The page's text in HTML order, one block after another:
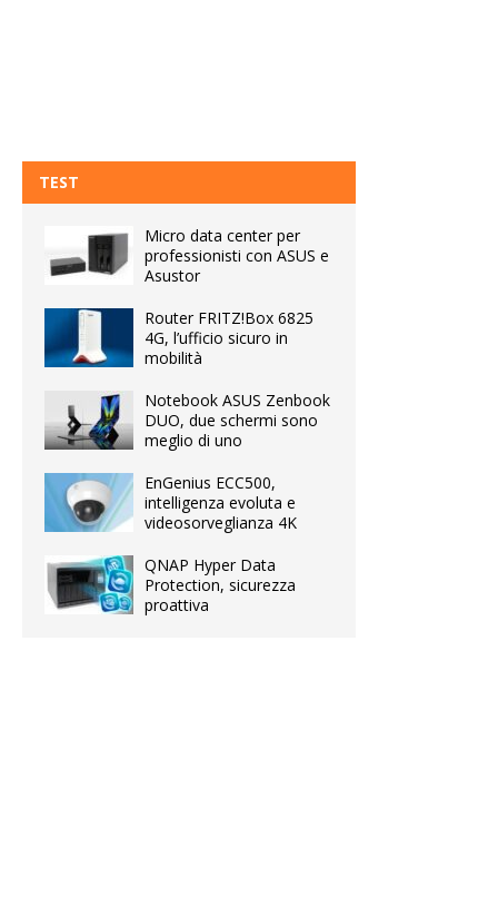
TEST
Micro data center per
professionisti con ASUS e
Asustor
Router FRITZ!Box 6825
4G, l’ufficio sicuro in
mobilità
Notebook ASUS Zenbook
DUO, due schermi sono
meglio di uno
EnGenius ECC500,
intelligenza evoluta e
videosorveglianza 4K
QNAP Hyper Data
Protection, sicurezza
proattiva